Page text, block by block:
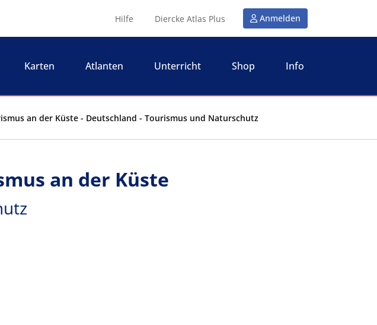
Hilfe Diercke Atlas Plus Anmelden
Karten Atlanten Unterricht Shop Info
an der Küste - Deutschland - Tourismus und Naturschutz
an der Küste